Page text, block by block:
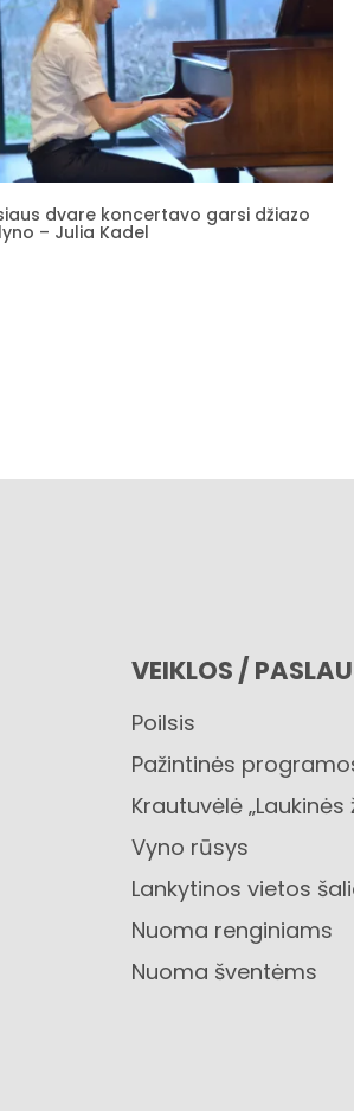
dvare koncertavo garsi džiazo
– Julia Kadel
VEIKLOS /
Poilsis
Pažintinės
Krautuvėlė „Laukinės
Vyno rūsys
Lankytinos vietos
Nuoma renginiams
Nuoma šventėms